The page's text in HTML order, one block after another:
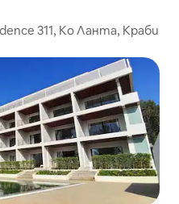
311, Ко Ланта, Краби